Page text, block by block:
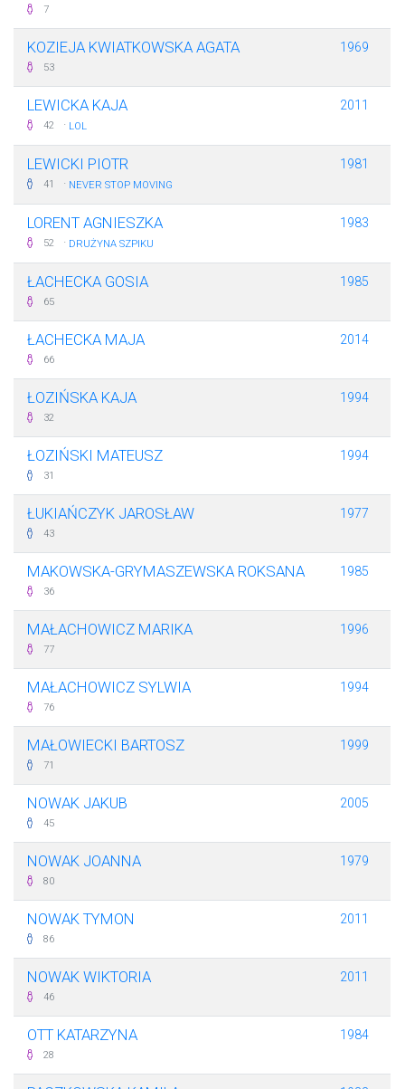
7
KOZIEJA KWIATKOWSKA AGATA
53
1969
LEWICKA KAJA
42 · LOL
2011
LEWICKI PIOTR
41 · NEVER STOP MOVING
1981
LORENT AGNIESZKA
52 · DRUŻYNA SZPIKU
1983
ŁACHECKA GOSIA
65
1985
ŁACHECKA MAJA
66
2014
ŁOZIŃSKA KAJA
32
1994
ŁOZIŃSKI MATEUSZ
31
1994
ŁUKIAŃCZYK JAROSŁAW
43
1977
MAKOWSKA-GRYMASZEWSKA ROKSANA
36
1985
MAŁACHOWICZ MARIKA
77
1996
MAŁACHOWICZ SYLWIA
76
1994
MAŁOWIECKI BARTOSZ
71
1999
NOWAK JAKUB
45
2005
NOWAK JOANNA
80
1979
NOWAK TYMON
86
2011
NOWAK WIKTORIA
46
2011
OTT KATARZYNA
28
1984